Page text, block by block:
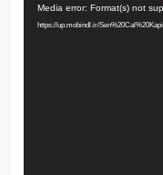
Media error: Format(s) not